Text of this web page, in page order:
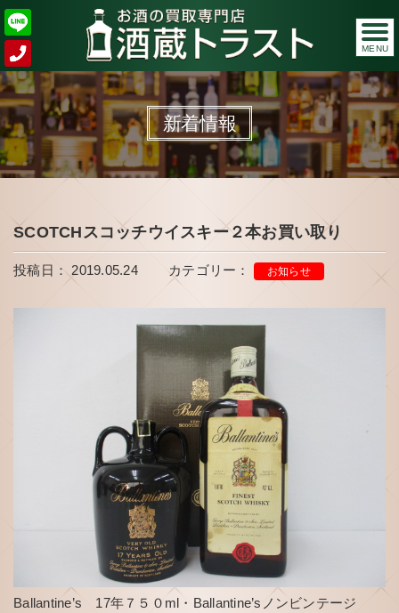
MENU
新着情報
SCOTCHスコッチウイスキー２本お買い取り
投稿日： 2019.05.24 カテゴリー： お知らせ
Ballantine’s 17年７５０ml・Ballantine’sノンビンテージ